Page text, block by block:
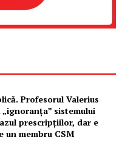
Profesorul Valerius
„ignoranța” sistemului
prescripțiilor, dar e
un membru CSM